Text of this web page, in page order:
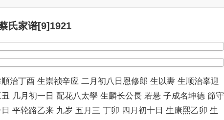
氏家谱[9]1921
治丁酉 生崇祯辛应 二月初八日恩修郎 生以夀 生顺治辜迎
几月初一日 配花八太學 生麟长公長 若悬 子成名坤德 節守
平轮路乙来 九岁 五月三 丁卯 四月初十日 生康熙乙卯 生